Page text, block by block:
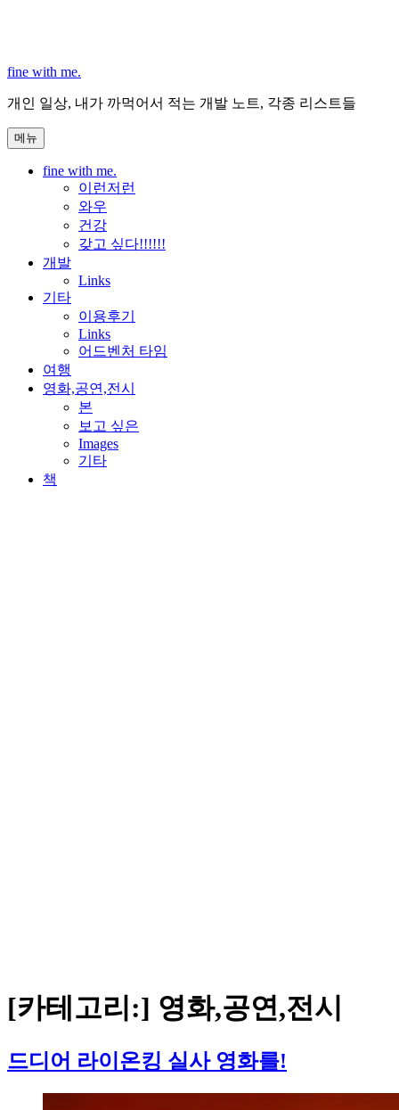
로
로
가
기
fine with me.
개인 일상, 내가 까먹어서 적는 개발 노트, 각종 리스트들
메뉴
fine with me.
이런저런
와우
건강
갖고 싶다!!!!!!
개발
Links
기타
이용후기
Links
어드벤처 타임
여행
영화,공연,전시
본
보고 싶은
Images
기타
책
[카테고리:] 영화,공연,전시
드디어 라이온킹 실사 영화를!